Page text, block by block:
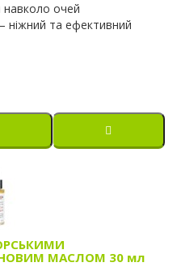
навколо очей
та ефективний
МАСЛОМ 30 мл